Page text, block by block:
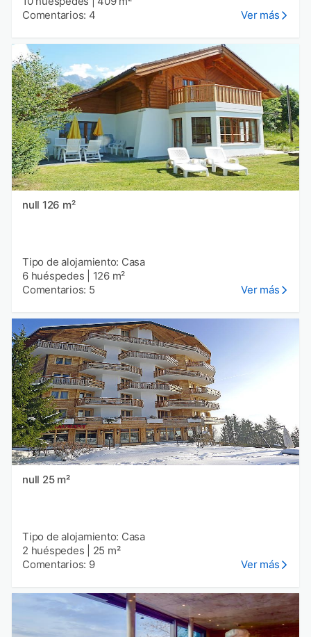
Comentarios: 4
Ver más
null 126 m²
Tipo de alojamiento: Casa
6 huéspedes
126 m²
Comentarios: 5
Ver más
null 25 m²
Tipo de alojamiento: Casa
2 huéspedes
25 m²
Comentarios: 9
Ver más